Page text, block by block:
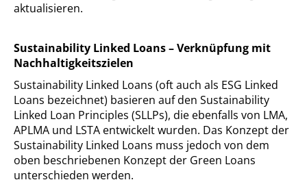
aktualisieren.
Sustainability Linked Loans – Verknüpfung mit
Nachhaltigkeitszielen
Sustainability Linked Loans (oft auch als ESG Linked
Loans bezeichnet) basieren auf den Sustainability
Linked Loan Principles (SLLPs), die ebenfalls von LMA,
APLMA und LSTA entwickelt wurden. Das Konzept der
Sustainability Linked Loans muss jedoch von dem
oben beschriebenen Konzept der Green Loans
unterschieden werden.